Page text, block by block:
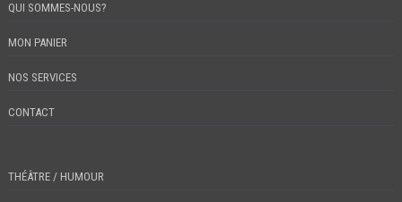
QUI SOMMES-NOUS?
MON PANIER
NOS SERVICES
CONTACT
THÉÂTRE / HUMOUR